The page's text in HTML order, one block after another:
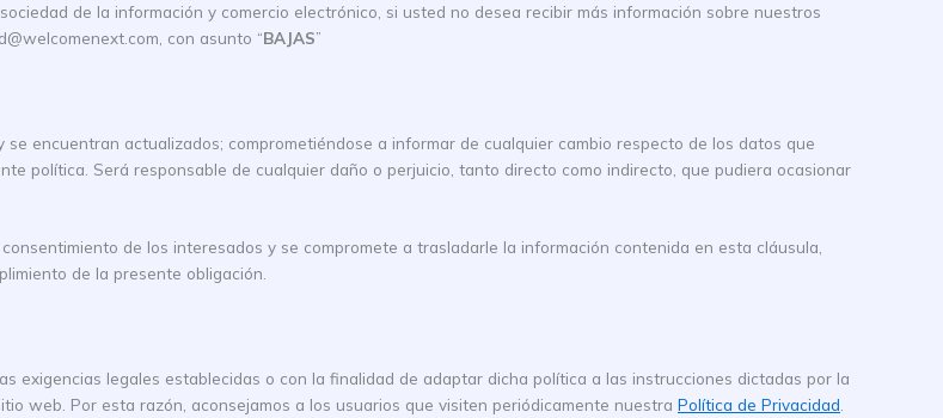
de la información y comercio electrónico, si usted no desea recibir más información sobre nuestros
con asunto “BAJAS”
encuentran actualizados; comprometiéndose a informar de cualquier cambio respecto de los datos que
política. Será responsable de cualquier daño o perjuicio, tanto directo como indirecto, que pudiera ocasionar
de los interesados y se compromete a trasladarle la información contenida en esta cláusula,
de la presente obligación.
exigencias legales establecidas o con la finalidad de adaptar dicha política a las instrucciones dictadas por la
web. Por esta razón, aconsejamos a los usuarios que visiten periódicamente nuestra Política de Privacidad